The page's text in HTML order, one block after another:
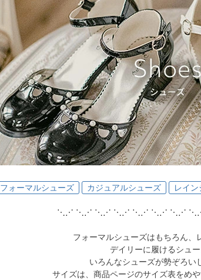
フォーマルシューズ カジュアルシューズ レイ
⋱⋰ ⋱⋰ ⋱⋰ ⋱⋰ ⋱⋰ ⋱⋰ ⋱⋰
フォーマルシューズはもちろん、
デイリーに履けるシュ
いろんなシューズが勢ぞろい
サイズは、商品ページのサイズ表をめ